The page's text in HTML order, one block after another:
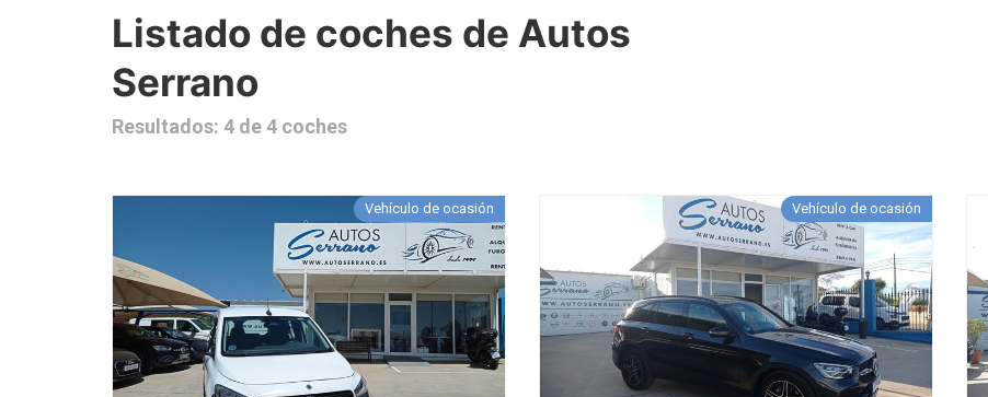
Listado de coches de Autos
Serrano
Resultados: 4 de 4 coches
Vehículo de ocasión Vehículo de ocasión